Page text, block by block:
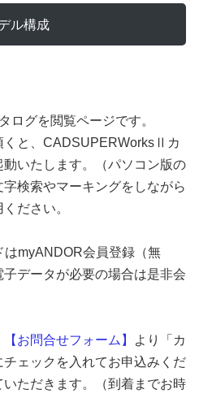
ル構成
グを閲覧ページです。
くと、CADSUPERWorksⅡカ
いたします。（パソコン版の
検索やマーキングをしながら
ださい。
myANDOR会員登録（無
データが必要の場合は是非会
【お問合せフォーム】
より「カ
ェックを入れてお申込みくだ
ただきます。（到着までお時